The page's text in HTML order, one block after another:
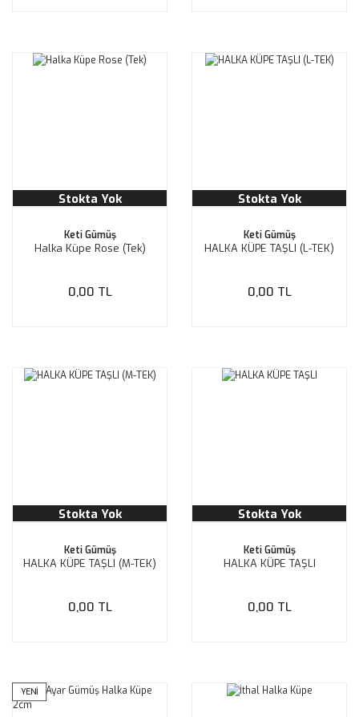
Stokta Yok
Keti Gümüş
Halka Küpe Rose (Tek)
0,00 TL
Stokta Yok
Keti Gümüş
HALKA KÜPE TAŞLI (L-TEK)
0,00 TL
Stokta Yok
Keti Gümüş
HALKA KÜPE TAŞLI (M-TEK)
0,00 TL
Stokta Yok
Keti Gümüş
HALKA KÜPE TAŞLI
0,00 TL
YENİ